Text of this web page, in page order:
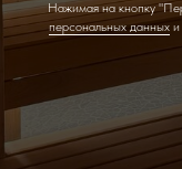
Нажимая на кнопку
персональных данныхи